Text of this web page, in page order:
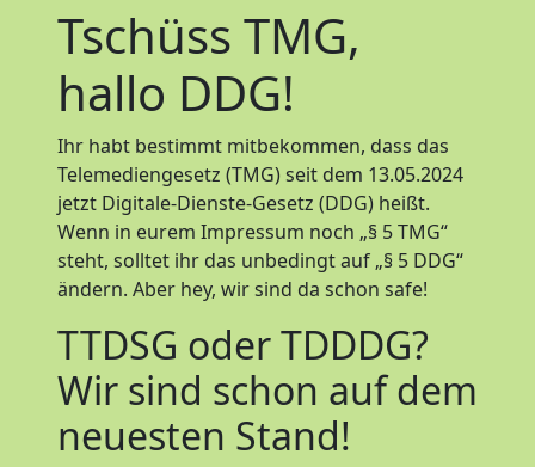
Tschüss TMG,
hallo DDG!
Ihr habt bestimmt mitbekommen, dass das
Telemediengesetz (TMG) seit dem 13.05.2024
jetzt Digitale-Dienste-Gesetz (DDG) heißt.
Wenn in eurem Impressum noch „§ 5 TMG“
steht, solltet ihr das unbedingt auf „§ 5 DDG“
ändern. Aber hey, wir sind da schon safe!
TTDSG oder TDDDG?
Wir sind schon auf dem
neuesten Stand!